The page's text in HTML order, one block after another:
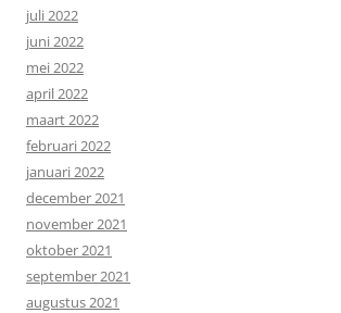
juli 2022
juni 2022
mei 2022
april 2022
maart 2022
februari 2022
januari 2022
december 2021
november 2021
oktober 2021
september 2021
augustus 2021